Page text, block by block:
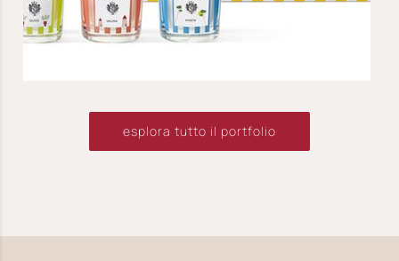
esplora tutto il portfolio